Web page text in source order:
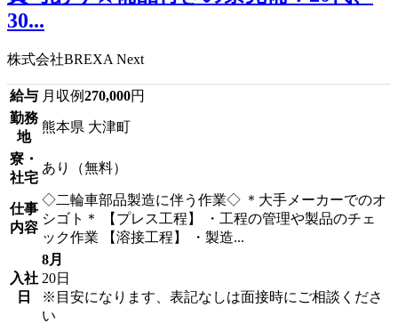
30...
株式会社BREXA Next
給与 月収例270,000円
勤務
地
熊本県 大津町
寮・
社宅
あり（無料）
仕事
内容
◇二輪車部品製造に伴う作業◇ ＊大手メーカーでのオ
シゴト＊ 【プレス工程】 ・工程の管理や製品のチェ
ック作業 【溶接工程】 ・製造...
入社
日
8月
20日
※目安になります、表記なしは面接時にご相談くださ
い